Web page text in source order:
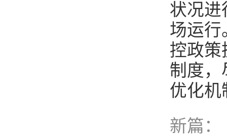
状况进
场运行
控政策
制度，
优化机
新篇：